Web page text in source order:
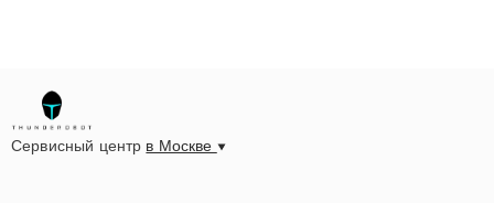
Сервисный центр в Москве